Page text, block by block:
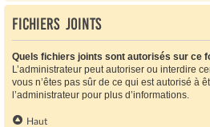
Fichiers joints
Quels fichiers joints sont autorisés sur ce
L’administrateur peut autoriser ou interdire
vous n’êtes pas sûr de ce qui est autorisé à
l’administrateur pour plus d’informations.
Haut